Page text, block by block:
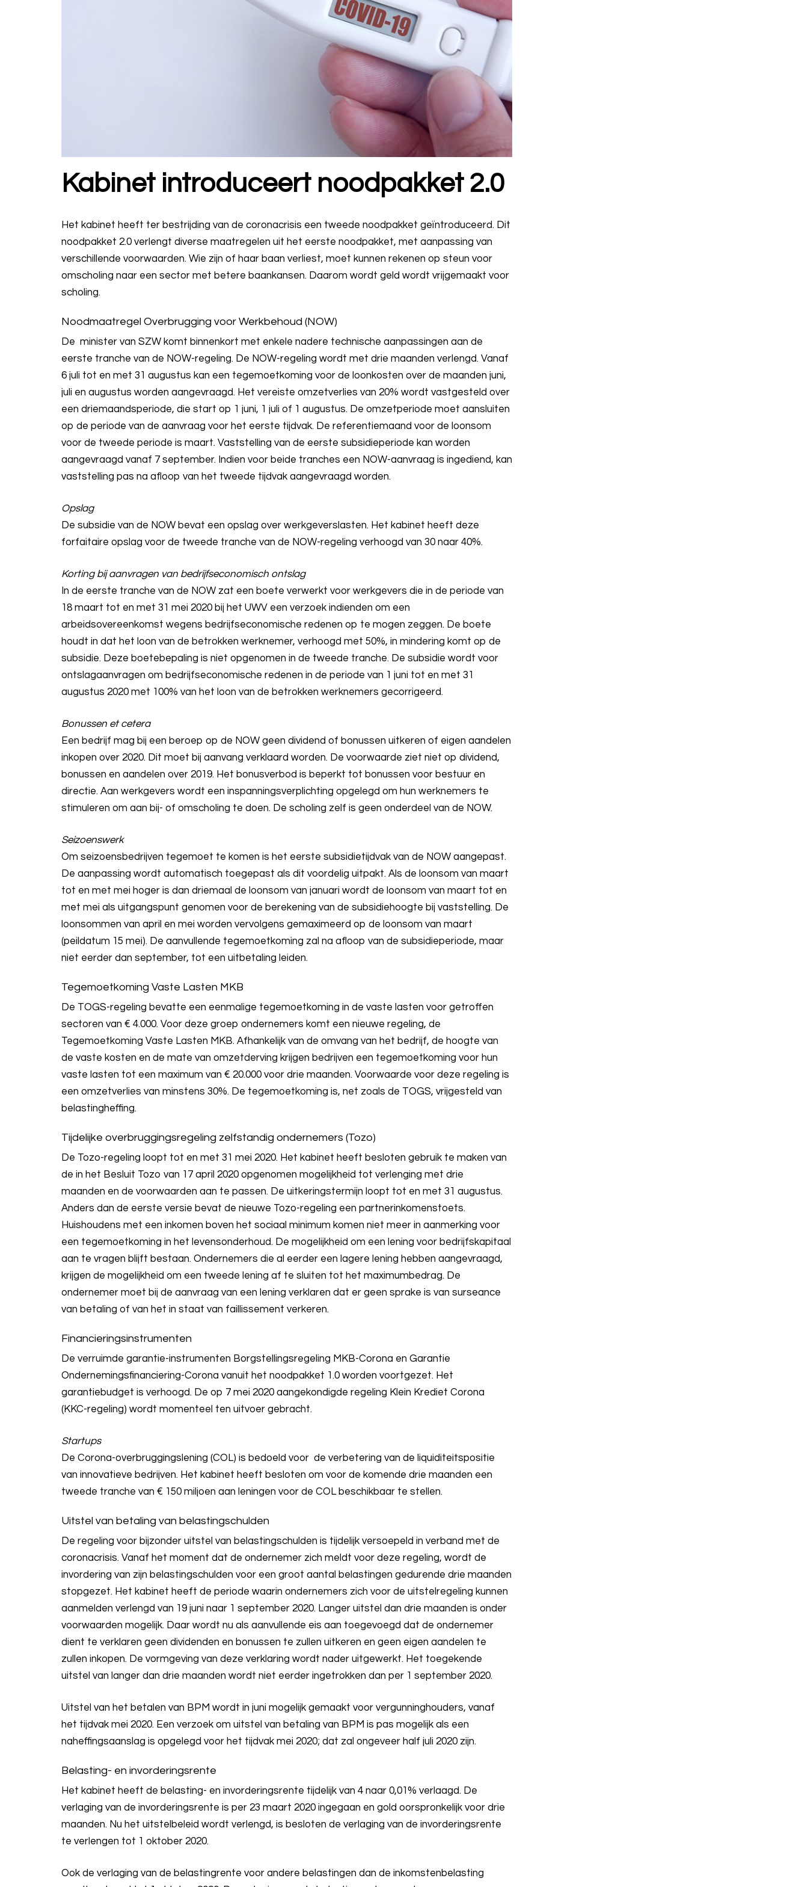
Kabinet introduceert noodpakket 2.0
Het kabinet heeft ter bestrijding van de coronacrisis een tweede noodpakket geïntroduceerd. Dit
noodpakket 2.0 verlengt diverse maatregelen uit het eerste noodpakket, met aanpassing van
verschillende voorwaarden. Wie zijn of haar baan verliest, moet kunnen rekenen op steun voor
omscholing naar een sector met betere baankansen. Daarom wordt geld wordt vrijgemaakt voor
scholing.
Noodmaatregel Overbrugging voor Werkbehoud (NOW)
De minister van SZW komt binnenkort met enkele nadere technische aanpassingen aan de
eerste tranche van de NOW-regeling. De NOW-regeling wordt met drie maanden verlengd. Vanaf
6 juli tot en met 31 augustus kan een tegemoetkoming voor de loonkosten over de maanden juni,
juli en augustus worden aangevraagd. Het vereiste omzetverlies van 20% wordt vastgesteld over
een driemaandsperiode, die start op 1 juni, 1 juli of 1 augustus. De omzetperiode moet aansluiten
op de periode van de aanvraag voor het eerste tijdvak. De referentiemaand voor de loonsom
voor de tweede periode is maart. Vaststelling van de eerste subsidieperiode kan worden
aangevraagd vanaf 7 september. Indien voor beide tranches een NOW-aanvraag is ingediend, kan
vaststelling pas na afloop van het tweede tijdvak aangevraagd worden.
Opslag
De subsidie van de NOW bevat een opslag over werkgeverslasten. Het kabinet heeft deze
forfaitaire opslag voor de tweede tranche van de NOW-regeling verhoogd van 30 naar 40%.
Korting bij aanvragen van bedrijfseconomisch ontslag
In de eerste tranche van de NOW zat een boete verwerkt voor werkgevers die in de periode van
18 maart tot en met 31 mei 2020 bij het UWV een verzoek indienden om een
arbeidsovereenkomst wegens bedrijfseconomische redenen op te mogen zeggen. De boete
houdt in dat het loon van de betrokken werknemer, verhoogd met 50%, in mindering komt op de
subsidie. Deze boetebepaling is niet opgenomen in de tweede tranche. De subsidie wordt voor
ontslagaanvragen om bedrijfseconomische redenen in de periode van 1 juni tot en met 31
augustus 2020 met 100% van het loon van de betrokken werknemers gecorrigeerd.
Bonussen et cetera
Een bedrijf mag bij een beroep op de NOW geen dividend of bonussen uitkeren of eigen aandelen
inkopen over 2020. Dit moet bij aanvang verklaard worden. De voorwaarde ziet niet op dividend,
bonussen en aandelen over 2019. Het bonusverbod is beperkt tot bonussen voor bestuur en
directie. Aan werkgevers wordt een inspanningsverplichting opgelegd om hun werknemers te
stimuleren om aan bij- of omscholing te doen. De scholing zelf is geen onderdeel van de NOW.
Seizoenswerk
Om seizoensbedrijven tegemoet te komen is het eerste subsidietijdvak van de NOW aangepast.
De aanpassing wordt automatisch toegepast als dit voordelig uitpakt. Als de loonsom van maart
tot en met mei hoger is dan driemaal de loonsom van januari wordt de loonsom van maart tot en
met mei als uitgangspunt genomen voor de berekening van de subsidiehoogte bij vaststelling. De
loonsommen van april en mei worden vervolgens gemaximeerd op de loonsom van maart
(peildatum 15 mei). De aanvullende tegemoetkoming zal na afloop van de subsidieperiode, maar
niet eerder dan september, tot een uitbetaling leiden.
Tegemoetkoming Vaste Lasten MKB
De TOGS-regeling bevatte een eenmalige tegemoetkoming in de vaste lasten voor getroffen
sectoren van € 4.000. Voor deze groep ondernemers komt een nieuwe regeling, de
Tegemoetkoming Vaste Lasten MKB. Afhankelijk van de omvang van het bedrijf, de hoogte van
de vaste kosten en de mate van omzetderving krijgen bedrijven een tegemoetkoming voor hun
vaste lasten tot een maximum van € 20.000 voor drie maanden. Voorwaarde voor deze regeling is
een omzetverlies van minstens 30%. De tegemoetkoming is, net zoals de TOGS, vrijgesteld van
belastingheffing.
Tijdelijke overbruggingsregeling zelfstandig ondernemers (Tozo)
De Tozo-regeling loopt tot en met 31 mei 2020. Het kabinet heeft besloten gebruik te maken van
de in het Besluit Tozo van 17 april 2020 opgenomen mogelijkheid tot verlenging met drie
maanden en de voorwaarden aan te passen. De uitkeringstermijn loopt tot en met 31 augustus.
Anders dan de eerste versie bevat de nieuwe Tozo-regeling een partnerinkomenstoets.
Huishoudens met een inkomen boven het sociaal minimum komen niet meer in aanmerking voor
een tegemoetkoming in het levensonderhoud. De mogelijkheid om een lening voor bedrijfskapitaal
aan te vragen blijft bestaan. Ondernemers die al eerder een lagere lening hebben aangevraagd,
krijgen de mogelijkheid om een tweede lening af te sluiten tot het maximumbedrag. De
ondernemer moet bij de aanvraag van een lening verklaren dat er geen sprake is van surseance
van betaling of van het in staat van faillissement verkeren.
Financieringsinstrumenten
De verruimde garantie-instrumenten Borgstellingsregeling MKB-Corona en Garantie
Ondernemingsfinanciering-Corona vanuit het noodpakket 1.0 worden voortgezet. Het
garantiebudget is verhoogd. De op 7 mei 2020 aangekondigde regeling Klein Krediet Corona
(KKC-regeling) wordt momenteel ten uitvoer gebracht.
Startups
De Corona-overbruggingslening (COL) is bedoeld voor de verbetering van de liquiditeitspositie
van innovatieve bedrijven. Het kabinet heeft besloten om voor de komende drie maanden een
tweede tranche van € 150 miljoen aan leningen voor de COL beschikbaar te stellen.
Uitstel van betaling van belastingschulden
De regeling voor bijzonder uitstel van belastingschulden is tijdelijk versoepeld in verband met de
coronacrisis. Vanaf het moment dat de ondernemer zich meldt voor deze regeling, wordt de
invordering van zijn belastingschulden voor een groot aantal belastingen gedurende drie maanden
stopgezet. Het kabinet heeft de periode waarin ondernemers zich voor de uitstelregeling kunnen
aanmelden verlengd van 19 juni naar 1 september 2020. Langer uitstel dan drie maanden is onder
voorwaarden mogelijk. Daar wordt nu als aanvullende eis aan toegevoegd dat de ondernemer
dient te verklaren geen dividenden en bonussen te zullen uitkeren en geen eigen aandelen te
zullen inkopen. De vormgeving van deze verklaring wordt nader uitgewerkt. Het toegekende
uitstel van langer dan drie maanden wordt niet eerder ingetrokken dan per 1 september 2020.
Uitstel van het betalen van BPM wordt in juni mogelijk gemaakt voor vergunninghouders, vanaf
het tijdvak mei 2020. Een verzoek om uitstel van betaling van BPM is pas mogelijk als een
naheffingsaanslag is opgelegd voor het tijdvak mei 2020; dat zal ongeveer half juli 2020 zijn.
Belasting- en invorderingsrente
Het kabinet heeft de belasting- en invorderingsrente tijdelijk van 4 naar 0,01% verlaagd. De
verlaging van de invorderingsrente is per 23 maart 2020 ingegaan en gold oorspronkelijk voor drie
maanden. Nu het uitstelbeleid wordt verlengd, is besloten de verlaging van de invorderingsrente
te verlengen tot 1 oktober 2020.
Ook de verlaging van de belastingrente voor andere belastingen dan de inkomstenbelasting